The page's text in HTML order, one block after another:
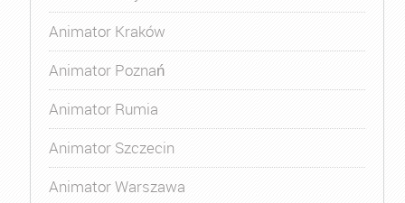
Animator Kraków
Animator Poznań
Animator Rumia
Animator Szczecin
Animator Warszawa